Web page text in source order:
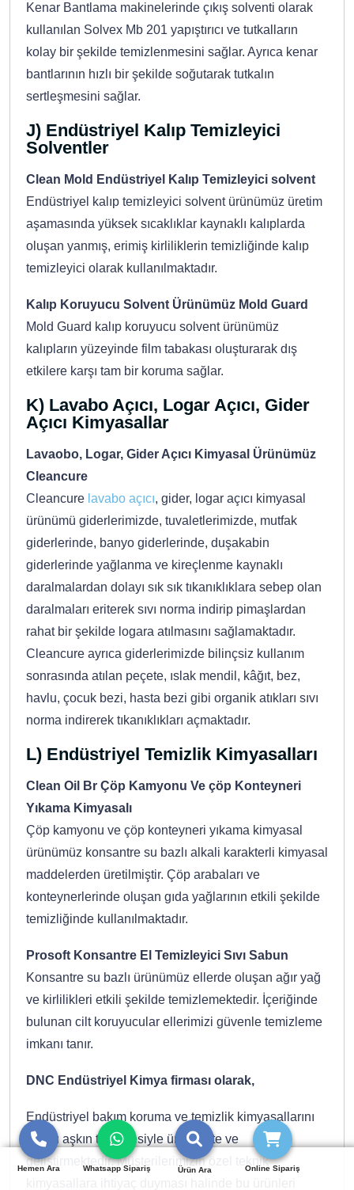
Kenar Bantlama makinelerinde çıkış solventi olarak
kullanılan Solvex Mb 201 yapıştırıcı ve tutkalların
kolay bir şekilde temizlenmesini sağlar. Ayrıca kenar
bantlarının hızlı bir şekilde soğutarak tutkalın
sertleşmesini sağlar.
J) Endüstriyel Kalıp Temizleyici
Solventler
Clean Mold Endüstriyel Kalıp Temizleyici solvent
Endüstriyel kalıp temizleyici solvent ürünümüz üretim
aşamasında yüksek sıcaklıklar kaynaklı kalıplarda
oluşan yanmış, erimiş kirliliklerin temizliğinde kalıp
temizleyici olarak kullanılmaktadır.
Kalıp Koruyucu Solvent Ürünümüz Mold Guard
Mold Guard kalıp koruyucu solvent ürünümüz
kalıpların yüzeyinde film tabakası oluşturarak dış
etkilere karşı tam bir koruma sağlar.
K) Lavabo Açıcı, Logar Açıcı, Gider
Açıcı Kimyasallar
Lavaobo, Logar, Gider Açıcı Kimyasal Ürünümüz
Cleancure
Cleancure lavabo açıcı, gider, logar açıcı kimyasal
ürünümü giderlerimizde, tuvaletlerimizde, mutfak
giderlerinde, banyo giderlerinde, duşakabin
giderlerinde yağlanma ve kireçlenme kaynaklı
daralmalardan dolayı sık sık tıkanıklıklara sebep olan
daralmaları eriterek sıvı norma indirip pimaşlardan
rahat bir şekilde logara atılmasını sağlamaktadır.
Cleancure ayrıca giderlerimizde bilinçsiz kullanım
sonrasında atılan peçete, ıslak mendil, kâğıt, bez,
havlu, çocuk bezi, hasta bezi gibi organik atıkları sıvı
norma indirerek tıkanıklıkları açmaktadır.
L) Endüstriyel Temizlik Kimyasalları
Clean Oil Br Çöp Kamyonu Ve çöp Konteyneri
Yıkama Kimyasalı
Çöp kamyonu ve çöp konteyneri yıkama kimyasal
ürünümüz konsantre su bazlı alkali karakterli kimyasal
maddelerden üretilmiştir. Çöp arabaları ve
konteynerlerinde oluşan gıda yağlarının etkili şekilde
temizliğinde kullanılmaktadır.
Prosoft Konsantre El Temizleyici Sıvı Sabun
Konsantre su bazlı ürünümüz ellerde oluşan ağır yağ
ve kirlilikleri etkili şekilde temizlemektedir. İçeriğinde
bulunan cilt koruyucular ellerimizi güvenle temizleme
imkanı tanır.
DNC Endüstriyel Kimya firması olarak,
Endüstriyel bakım koruma ve temizlik kimyasallarını
10 yılı aşkın tecrübesiyle üretmekte ve
geliştirmektedir. Müşterilerimizin özel teknik
Hemen Ara Whatsapp Sipariş Ürün Ara Online Sipariş